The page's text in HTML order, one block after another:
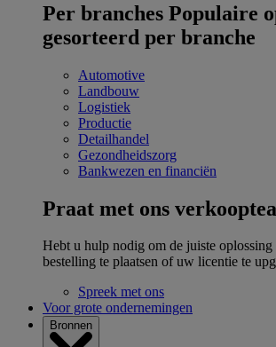
Per branches Populaire
gesorteerd per branche
Automotive
Landbouw
Logistiek
Productie
Detailhandel
Gezondheidszorg
Bankwezen en financiën
Praat met ons
Hebt u hulp nodig om de juiste oplossing
bestelling te plaatsen of uw licentie te
Spreek met ons
Voor grote ondernemingen
Bronnen